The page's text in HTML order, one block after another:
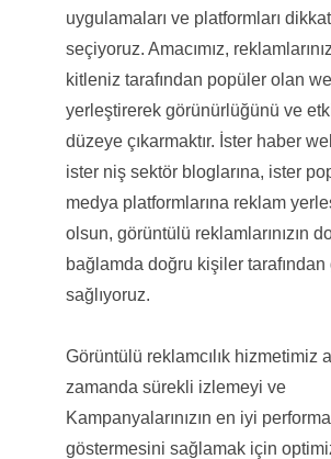
uygulamaları ve platformları
seçiyoruz. Amacımız,
kitleniz tarafından popüler olan
yerleştirerek görünürlüğünü ve
düzeye çıkarmaktır. İster haber
ister niş sektör bloglarına, ister
medya platformlarına reklam
olsun, görüntülü reklamlarınızın
bağlamda doğru kişiler
sağlıyoruz.
Görüntülü reklamcılık hizmetimiz
zamanda sürekli izlemeyi ve
Kampanyalarınızın en iyi
göstermesini sağlamak için